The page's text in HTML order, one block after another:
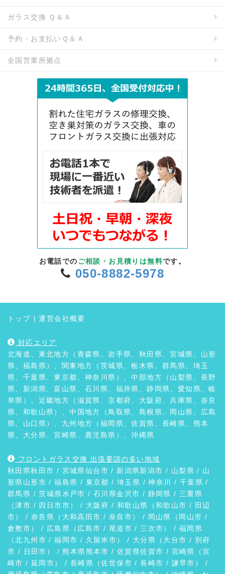
ガラス交換 Ｑ＆Ａ
予約・お支払いＱ＆Ａ
全国営業所拠点
お電話での ご相談・お見積りは無料です。
050-8882-5978
トップ |運営会社概要
対応エリア
北海道、東北地方（青森県、岩手県、秋田県、宮城県、山形
県、福島県）、関東地方（茨城県、栃木県、群馬県、埼玉
県、千葉県、東京都、神奈川県）、中部地方（山梨県、長野
県、新潟県、富山県、石川県、福井県、静岡県、愛知県、岐
阜県）、近畿地方（滋賀県、京都府、大阪府、兵庫県、奈良
県、和歌山県）、中国地方（鳥取県、島根県、岡山県、広島
県、山口県）、九州地方（福岡県、佐賀県、長崎県、熊本
県、大分県、宮崎県、鹿児島県）、沖縄県
フロントガラス交換 出張要請の多い地域
秋田県秋田市 / 宮城県仙台市 / 新潟県新潟市 / 山梨県 / 山
形県 山形市 /福島県 / 東京都 / 埼玉県 / 神奈川 / 千葉県 /
群馬県 / 茨城県水戸市 / 石川県金沢市 / 静岡県 / 三重県
（津市 / 四日市市） / 大阪府 / 和歌山県（和歌山市 / 田辺
市） / 奈良県（ 大和高田市 / 奈良市） / 岡山県（ 岡山市 /
倉敷市） / 広島県（ 広島市 / 尾道市 / 三次市） / 福岡県
（北九州市 /福岡市 / 久留米市） / 大分県（ 大分市 / 別府
市 / 日田市 ） / 熊本県熊本市 / 佐賀県佐賀市 / 宮崎県（宮
崎市 /延岡市） / 長崎県（佐世保市 /長崎市 / 諫早市 ） /